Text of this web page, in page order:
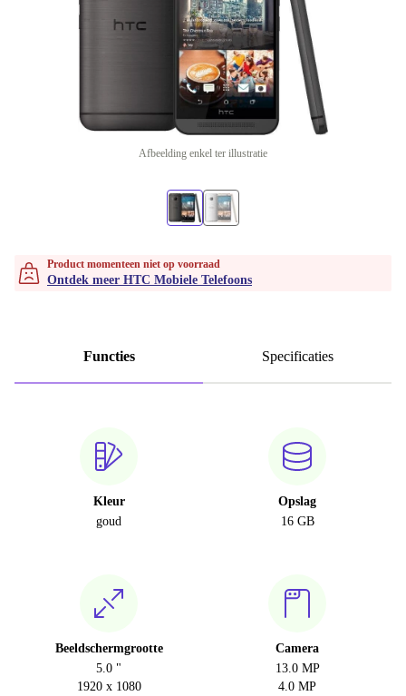
Afbeelding enkel ter illustratie
Product momenteen niet op voorraad
Ontdek meer HTC Mobiele Telefoons
Functies Specificaties
Kleur
goud
Opslag
16 GB
Beeldschermgrootte
5.0 "
1920 x 1080
Camera
13.0 MP
4.0 MP